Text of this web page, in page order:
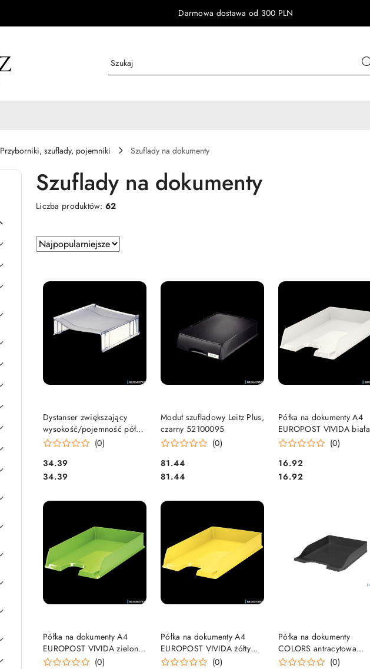
Darmowa dostawa od 300 PLN
Przyborniki, szuflady, pojemniki Szuflady na dokumenty
Szuflady na dokumenty
Liczba produktów:62
Zastosowano
sortowanie:
Sortuj
według
Dystanser zwiększający
wysokość/pojemność półek
na dokum. LEITZ 52340092
(0)
Cena:
34.39
Cena:
34.39
DO KOSZYKA
Moduł szufladowy Leitz Plus,
czarny 52100095
(0)
Cena:
81.44
Cena:
81.44
DO KOSZYKA
Półka na dokumenty A4
EUROPOST VIVIDA biała
ESSELTE 623608
(0)
Cena:
16.92
Cena:
16.92
DO KOSZYKA
Półka na dokumenty A4
EUROPOST VIVIDA zielona
ESSELTE 623927
(0)
DO KOSZYKA
Półka na dokumenty A4
EUROPOST VIVIDA żółty
ESSELTE 623925
(0)
DO KOSZYKA
Półka na dokumenty
COLORS antracytowa
400052327 BANTEX
(0)
DO KOSZYKA